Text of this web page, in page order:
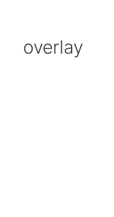
overlay